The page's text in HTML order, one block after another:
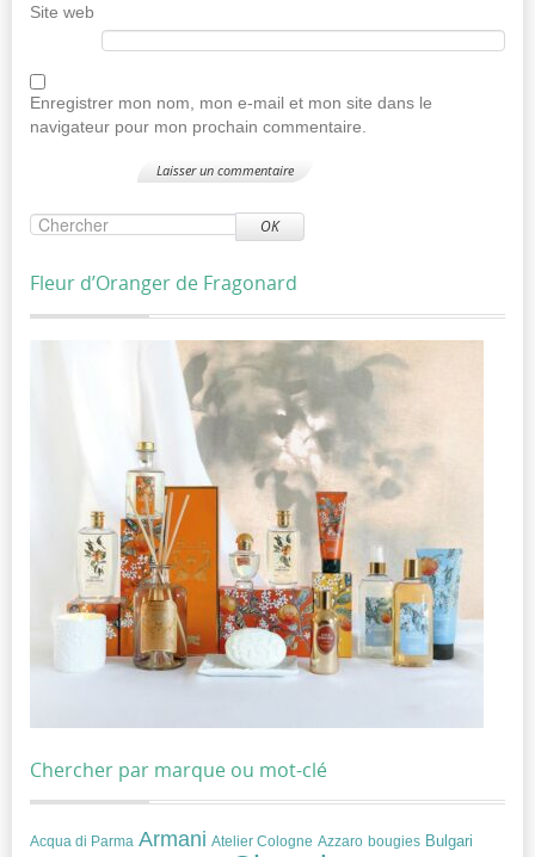
Site web
Enregistrer mon nom, mon e-mail et mon site dans le
navigateur pour mon prochain commentaire.
OK
Fleur d’Oranger de Fragonard
Chercher par marque ou mot-clé
Acqua di Parma Armani Atelier Cologne Azzaro bougies Bulgari